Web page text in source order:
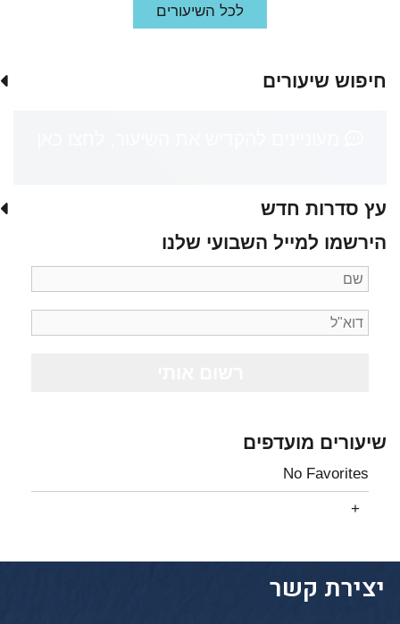
לכל השיעורים
חיפוש שיעורים
עץ סדרות חדש
הירשמו למייל השבועי שלנו
שיעורים מועדפים
No Favorites
יצירת קשר